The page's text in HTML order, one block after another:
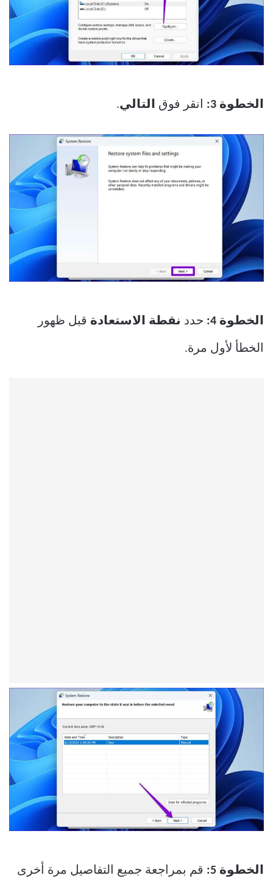
الخطوة 3: انقر فوق التالي.
الخطوة 4: حدد نقطة الاستعادة قبل ظهور
الخطأ لأول مرة.
الخطوة 5: قم بمراجعة جميع التفاصيل مرة أخرى